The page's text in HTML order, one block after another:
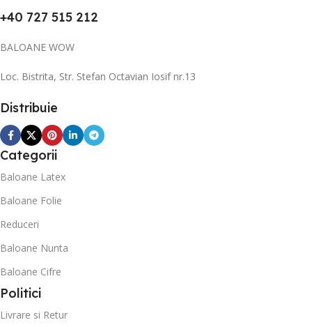
+40 727 515 212
BALOANE WOW
Loc. Bistrita, Str. Stefan Octavian Iosif nr.13
Distribuie
Categorii
Baloane Latex
Baloane Folie
Reduceri
Baloane Nunta
Baloane Cifre
Politici
Livrare si Retur